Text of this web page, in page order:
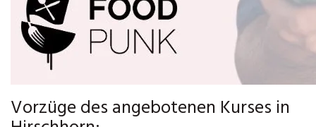
Vorzüge des angebotenen Kurses in